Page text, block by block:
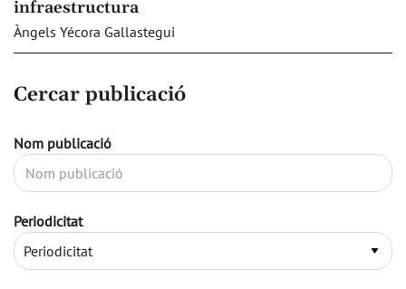
infraestructura
Àngels Yécora Gallastegui
Cercar publicació
Nom publicació
Periodicitat